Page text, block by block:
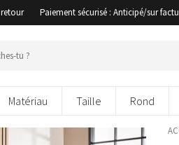
Paiement sécurisé : Anticipé/sur
Matériau Taille Rond